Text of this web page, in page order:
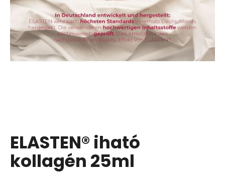
ELASTEN® iható
kollagén 25ml
A
j
á
n
CARMEX
HIDRATÁLÓ
AJAKÁPOLÓ
SPF
30